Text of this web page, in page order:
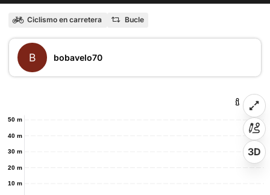
Ciclismo en carretera Bucle
B bobavelo70
10 m
20 m
30 m
40 m
50 m
3D